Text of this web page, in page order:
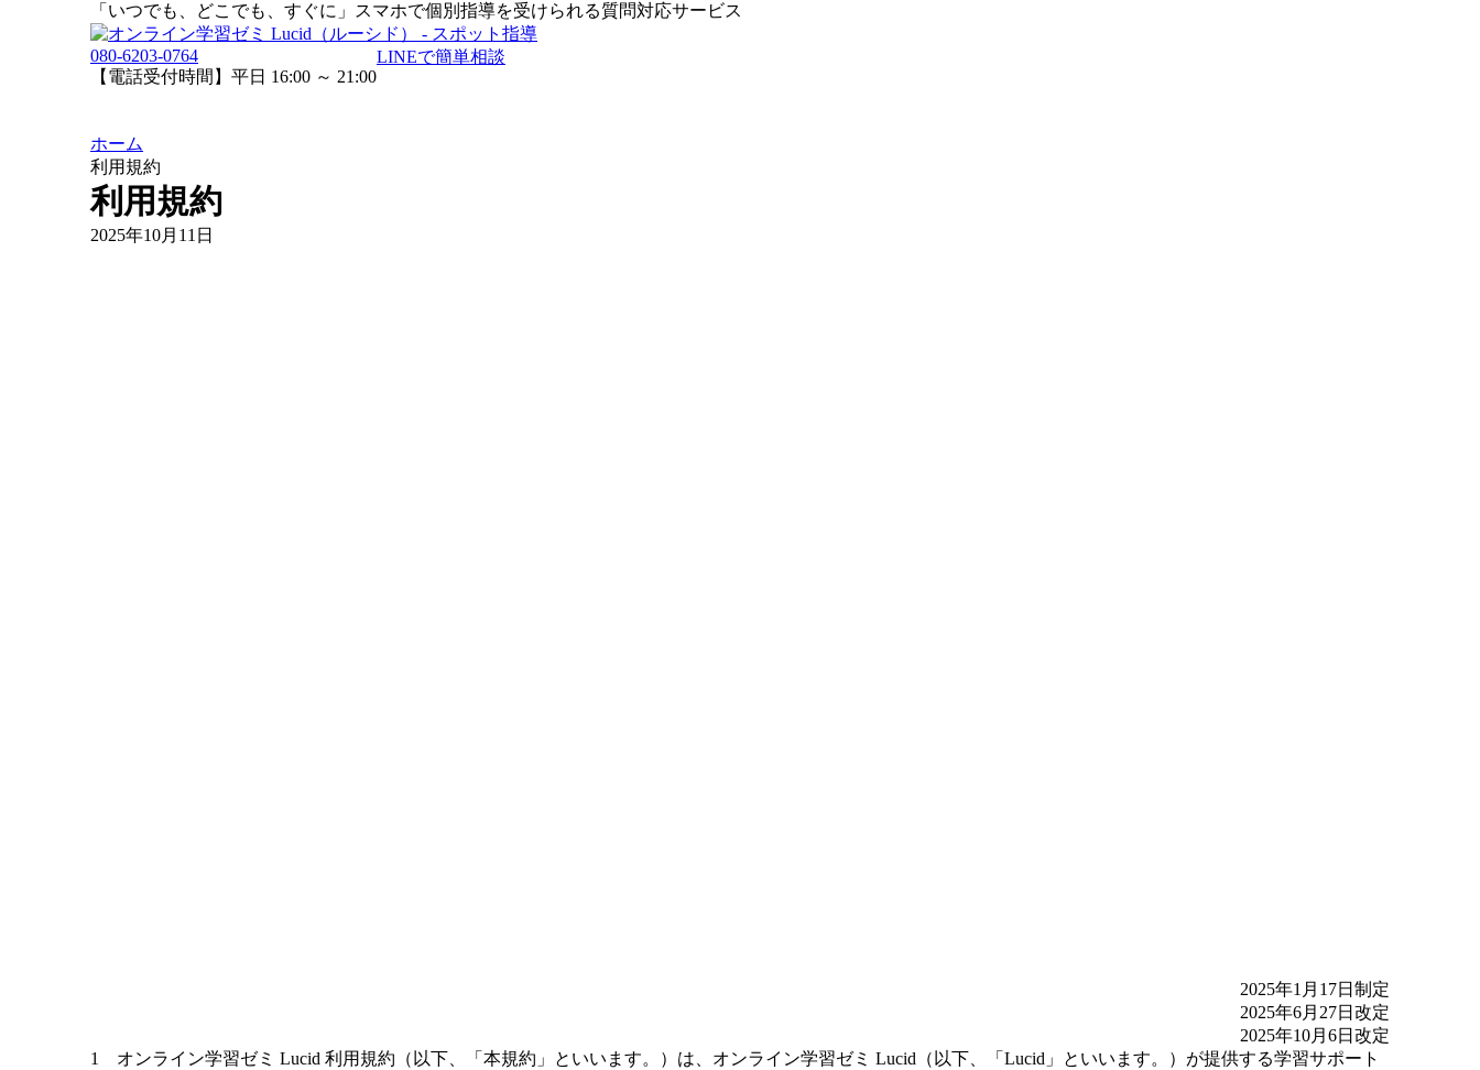
「いつでも、どこでも、すぐに」スマホで個別指導を受けられる質問対応サービス
080-6203-0764
【電話受付時間】平日 16:00 ～ 21:00
LINEで簡単相談
ホーム
利用規約
利用規約
2025年10月11日
2025年1月17日制定
2025年6月27日改定
2025年10月6日改定
1 オンライン学習ゼミ Lucid 利用規約（以下、「本規約」といいます。）は、オンライン学習ゼミ Lucid（以下、「Lucid」といいます。）が提供する学習サポート